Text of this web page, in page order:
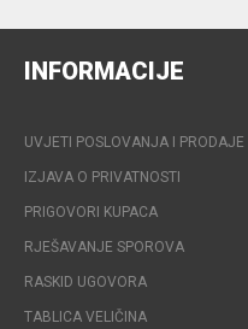
INFORMACIJE
UVJETI POSLOVANJA I PRODAJE
IZJAVA O PRIVATNOSTI
PRIGOVORI KUPACA
RJEŠAVANJE SPOROVA
RASKID UGOVORA
TABLICA VELIČINA